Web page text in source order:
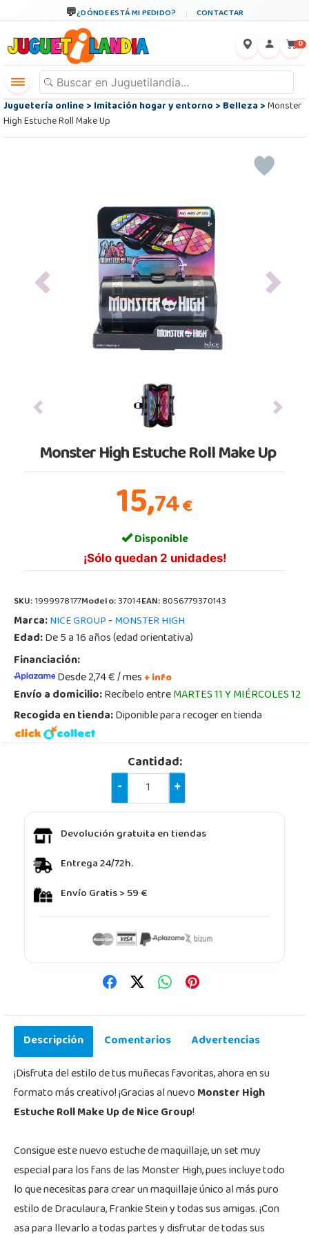
¿DÓNDE ESTÁ MI PEDIDO? CONTACTAR
0
Juguetería online>Imitación hogar y entorno>Belleza>Monster
High Estuche Roll Make Up
Previous Next
Previous Next
Monster High Estuche Roll Make Up
15,74€
Disponible
¡Sólo quedan 2 unidades!
SKU:1999978177Modelo:37014EAN:8056779370143
Marca:NICE GROUP-MONSTER HIGH
Edad:De 5 a 16 años (edad orientativa)
Financiación:
Desde 2,74 € / mes+ info
Envío a domicilio:Recíbelo entreMARTES 11 Y MIÉRCOLES 12
Recogida en tienda:Diponible para recoger en tienda
Cantidad:
-
+
Devolución gratuita en tiendas
Entrega 24/72h.
Envío Gratis > 59 €
Descripción Comentarios
Advertencias
¡Disfruta del estilo de tus muñecas favoritas, ahora en su
formato más creativo! ¡Gracias al nuevoMonster High
Estuche Roll Make Up de Nice Group!
Consigue este nuevo estuche de maquillaje, un set muy
especial para los fans de las Monster High, pues incluye todo
lo que necesitas para crear un maquillaje único al más puro
estilo de Draculaura, Frankie Stein y todas sus amigas. ¡Con
asa para llevarlo a todas partes y disfrutar de todas sus